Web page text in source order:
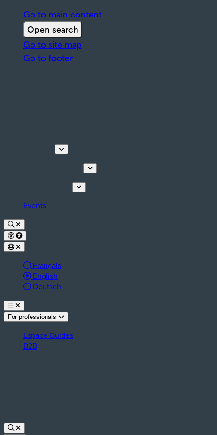
Go to main content
Open search
Go to site map
Go to footer
Events
Français
Active language:
English
Deutsch
For professionals
Espace Guides
B2B